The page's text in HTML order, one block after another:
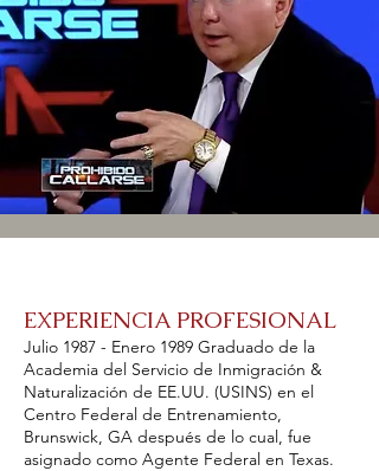
EXPERIENCIA PROFESIONAL
Julio 1987 - Enero 1989 Graduado de la
Academia del Servicio de Inmigración &
Naturalización de EE.UU. (USINS) en el
Centro Federal de Entrenamiento,
Brunswick, GA después de lo cual, fue
asignado como Agente Federal en Texas.